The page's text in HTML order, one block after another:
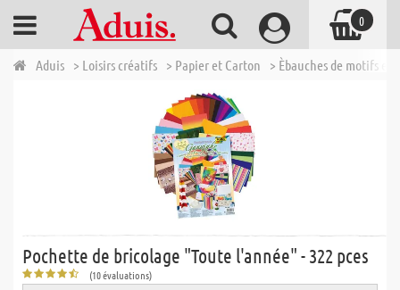
Aduis > Loisirs créatifs > Papier et Carton > Èbauches de motifs et
Pochette de bricolage "Toute l'année" - 322 pces
(10 évaluations)
0